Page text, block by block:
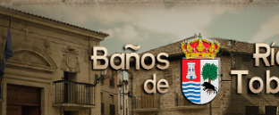
Saltar
al
contenido
Buscar